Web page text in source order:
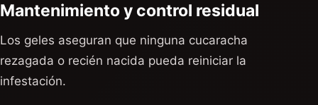
Mantenimiento y control residual
Los geles aseguran que ninguna cucaracha
rezagada o recién nacida pueda reiniciar la
infestación.